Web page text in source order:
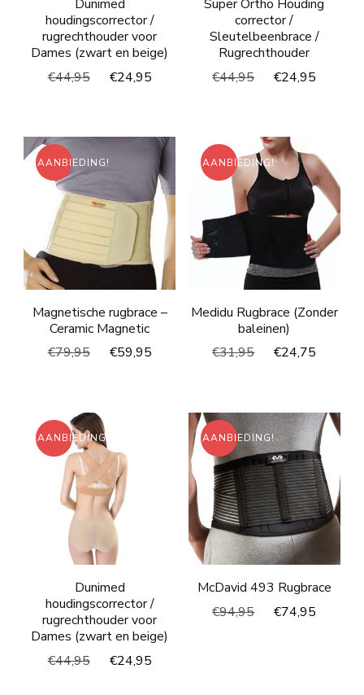
Dunimed
houdingscorrector /
rugrechthouder voor
Dames (zwart en beige)
€44,95
Oorspronkelijke
€24,95
Super Ortho Houding
corrector /
Sleutelbeenbrace /
Rugrechthouder
€44,95
Oorspronkelijke
€24,95
AANBIEDING!
Magnetische rugbrace –
Ceramic Magnetic
€79,95
Oorspronkelijke
€59,95
AANBIEDING!
Medidu Rugbrace (Zonder
baleinen)
€31,95
Oorspronkelijke
€24,75
AANBIEDING!
Dunimed
houdingscorrector /
rugrechthouder voor
Dames (zwart en beige)
€44,95
Oorspronkelijke
€24,95
AANBIEDING!
McDavid 493 Rugbrace
€94,95
Oorspronkelijke
€74,95